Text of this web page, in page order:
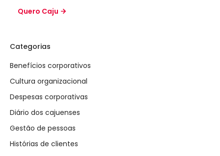
Quero Caju
Categorias
Benefícios corporativos
Cultura organizacional
Despesas corporativas
Diário dos cajuenses
Gestão de pessoas
Histórias de clientes